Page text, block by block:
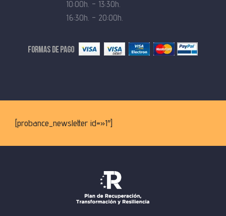
10:00h. – 13:30h.
16:30h. – 20:00h.
[probance_newsletter id=»1″]